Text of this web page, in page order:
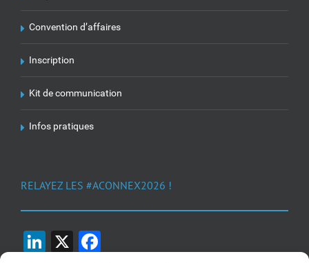
Convention d’affaires
Inscription
Kit de communication
Infos pratiques
RELAYEZ LES #ACONNEX2026 !
LinkedIn
X